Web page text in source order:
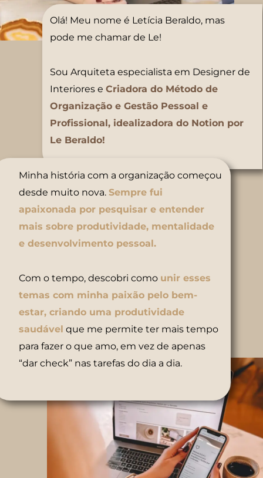
Olá! Meu nome é Letícia Beraldo, mas
pode me chamar de Le!
Sou Arquiteta especialista em Designer de
Interiores e Criadora do Método de
Organização e Gestão Pessoal e
Profissional, idealizadora do Notion por
Le Beraldo!
Minha história com a organização começou
desde muito nova. Sempre fui
apaixonada por pesquisar e entender
mais sobre produtividade, mentalidade
e desenvolvimento pessoal.
Com o tempo, descobri como unir esses
temas com minha paixão pelo bem-
estar, criando uma produtividade
saudável que me permite ter mais tempo
para fazer o que amo, em vez de apenas
“dar check” nas tarefas do dia a dia.